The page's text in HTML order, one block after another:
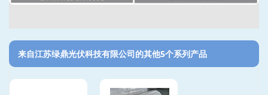
来自江苏绿鼎光伏科技有限公司的其他5个系列产品‎